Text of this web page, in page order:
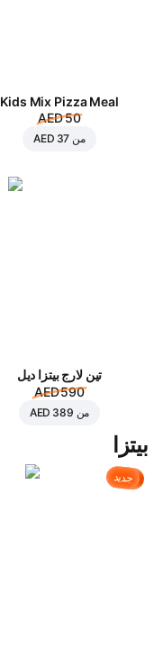
Kids Mix Pizza Meal
AED 50
من AED 37
تين لارج بيتزا ديل
AED 590
من AED 389
بيتزا
جديد